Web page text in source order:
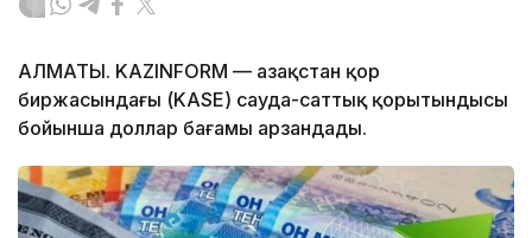
АЛМАТЫ. KAZINFORM — Қазақстан қор
биржасындағы (KASE) сауда-саттық қорытындысы
бойынша доллар бағамы арзандады.